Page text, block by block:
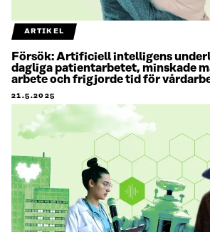
ARTIKEL
Försök: Artificiell intelligens
dagliga patientarbetet, minskade
arbete och frigjorde tid för
21.5.2025